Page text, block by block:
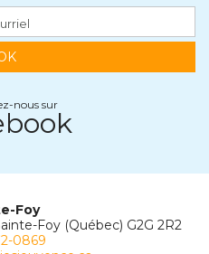
nous sur
Foy
Foy (Québec) G2G 2R2
0869